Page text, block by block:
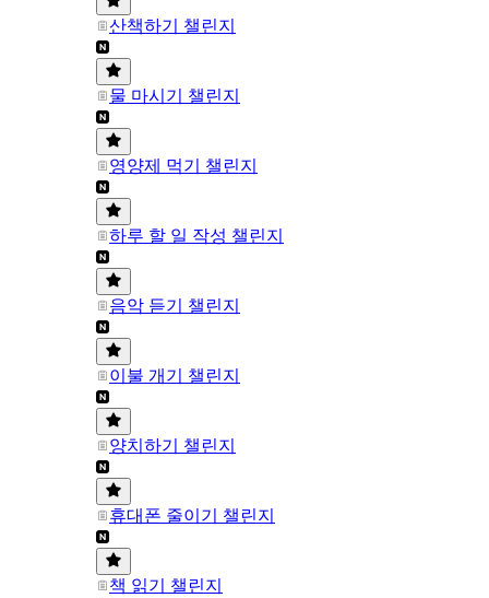
산책하기 챌린지
물 마시기 챌린지
영양제 먹기 챌린지
하루 할 일 작성 챌린지
음악 듣기 챌린지
이불 개기 챌린지
양치하기 챌린지
휴대폰 줄이기 챌린지
책 읽기 챌린지